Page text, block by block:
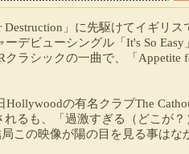
Destruction」に先駆けてイギリ
ーデビューシングル「It's So
クラシックの一曲で、「Appetite
Hollywoodの有名クラブThe
れるも、「過激すぎる（どこが
この映像が陽の目を見る事はな